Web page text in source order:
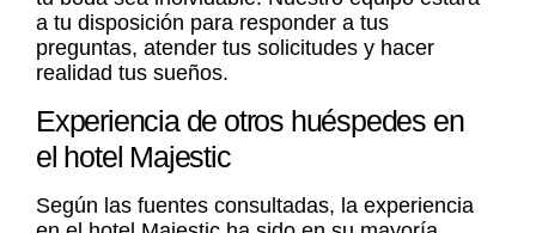
a tu disposición para responder a tus
preguntas, atender tus solicitudes y hacer
realidad tus sueños.
Experiencia de otros huéspedes en
el hotel Majestic
Según las fuentes consultadas, la experiencia